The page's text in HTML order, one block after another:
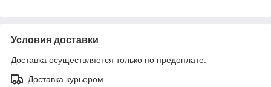
Условия доставки
Доставка осуществляется только по предоплате.
Доставка курьером